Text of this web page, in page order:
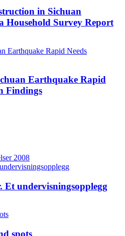
in Sichuan
Household Survey Report
Earthquake Rapid
Findings
2008
Et undervisningsopplegg
spots